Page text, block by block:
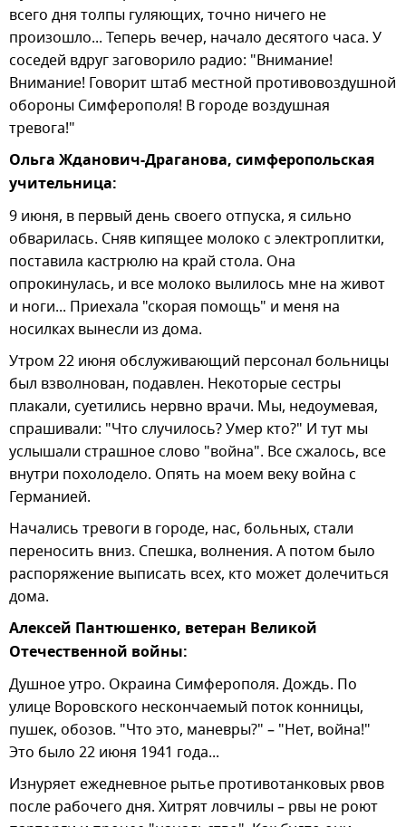
всего дня толпы гуляющих, точно ничего не
произошло... Теперь вечер, начало десятого часа. У
соседей вдруг заговорило радио: "Внимание!
Внимание! Говорит штаб местной противовоздушной
обороны Симферополя! В городе воздушная
тревога!"
Ольга Жданович-Драганова, симферопольская
учительница:
9 июня, в первый день своего отпуска, я сильно
обварилась. Сняв кипящее молоко с электроплитки,
поставила кастрюлю на край стола. Она
опрокинулась, и все молоко вылилось мне на живот
и ноги... Приехала "скорая помощь" и меня на
носилках вынесли из дома.
Утром 22 июня обслуживающий персонал больницы
был взволнован, подавлен. Некоторые сестры
плакали, суетились нервно врачи. Мы, недоумевая,
спрашивали: "Что случилось? Умер кто?" И тут мы
услышали страшное слово "война". Все сжалось, все
внутри похолодело. Опять на моем веку война с
Германией.
Начались тревоги в городе, нас, больных, стали
переносить вниз. Спешка, волнения. А потом было
распоряжение выписать всех, кто может долечиться
дома.
Алексей Пантюшенко, ветеран Великой
Отечественной войны:
Душное утро. Окраина Симферополя. Дождь. По
улице Воровского нескончаемый поток конницы,
пушек, обозов. "Что это, маневры?" – "Нет, война!"
Это было 22 июня 1941 года...
Изнуряет ежедневное рытье противотанковых рвов
после рабочего дня. Хитрят ловчилы – рвы не роют